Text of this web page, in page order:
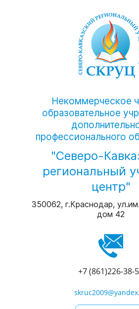
Некоммерческое
образовательное
профессионального
"Северо-
региональный
центр"
350062, г.Краснодар,
дом 42
+7 (861)226-38-